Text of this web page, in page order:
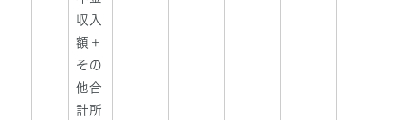
収入
額＋
その
他合
計所